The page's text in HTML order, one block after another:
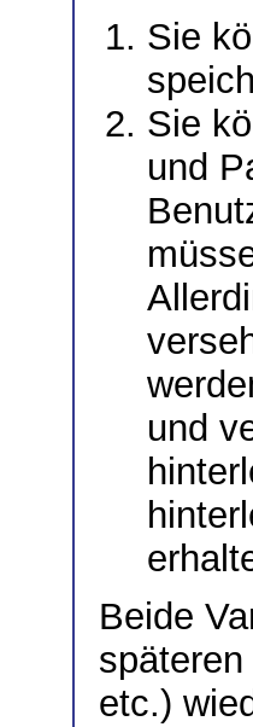
Sie
Sie
und
und
Beide
etc.)